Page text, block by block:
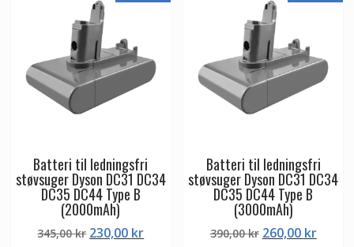
Batteri til ledningsfri
støvsuger Dyson DC31 DC34
DC35 DC44 Type B
(2000mAh)
345,00kr Den
230,00 krDen
Batteri til ledningsfri
støvsuger Dyson DC31 DC34
DC35 DC44 Type B
(3000mAh)
390,00kr Den
260,00 krDen